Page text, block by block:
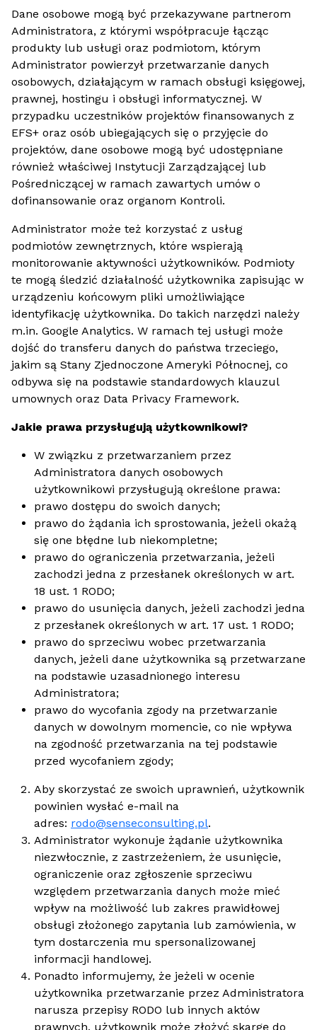
Dane osobowe mogą być przekazywane partnerom
Administratora, z którymi współpracuje łącząc
produkty lub usługi oraz podmiotom, którym
Administrator powierzył przetwarzanie danych
osobowych, działającym w ramach obsługi księgowej,
prawnej, hostingu i obsługi informatycznej. W
przypadku uczestników projektów finansowanych z
EFS+ oraz osób ubiegających się o przyjęcie do
projektów, dane osobowe mogą być udostępniane
również właściwej Instytucji Zarządzającej lub
Pośredniczącej w ramach zawartych umów o
dofinansowanie oraz organom Kontroli.
Administrator może też korzystać z usług
podmiotów zewnętrznych, które wspierają
monitorowanie aktywności użytkowników. Podmioty
te mogą śledzić działalność użytkownika zapisując w
urządzeniu końcowym pliki umożliwiające
identyfikację użytkownika. Do takich narzędzi należy
m.in. Google Analytics. W ramach tej usługi może
dojść do transferu danych do państwa trzeciego,
jakim są Stany Zjednoczone Ameryki Północnej, co
odbywa się na podstawie standardowych klauzul
umownych oraz Data Privacy Framework.
Jakie prawa przysługują użytkownikowi?
W związku z przetwarzaniem przez
Administratora danych osobowych
użytkownikowi przysługują określone prawa:
prawo dostępu do swoich danych;
prawo do żądania ich sprostowania, jeżeli okażą
się one błędne lub niekompletne;
prawo do ograniczenia przetwarzania, jeżeli
zachodzi jedna z przesłanek określonych w art.
18 ust. 1 RODO;
prawo do usunięcia danych, jeżeli zachodzi jedna
z przesłanek określonych w art. 17 ust. 1 RODO;
prawo do sprzeciwu wobec przetwarzania
danych, jeżeli dane użytkownika są przetwarzane
na podstawie uzasadnionego interesu
Administratora;
prawo do wycofania zgody na przetwarzanie
danych w dowolnym momencie, co nie wpływa
na zgodność przetwarzania na tej podstawie
przed wycofaniem zgody;
Aby skorzystać ze swoich uprawnień, użytkownik
powinien wysłać e-mail na
adres: rodo@senseconsulting.pl.
Administrator wykonuje żądanie użytkownika
niezwłocznie, z zastrzeżeniem, że usunięcie,
ograniczenie oraz zgłoszenie sprzeciwu
względem przetwarzania danych może mieć
wpływ na możliwość lub zakres prawidłowej
obsługi złożonego zapytania lub zamówienia, w
tym dostarczenia mu spersonalizowanej
informacji handlowej.
Ponadto informujemy, że jeżeli w ocenie
użytkownika przetwarzanie przez Administratora
narusza przepisy RODO lub innych aktów
prawnych, użytkownik może złożyć skargę do